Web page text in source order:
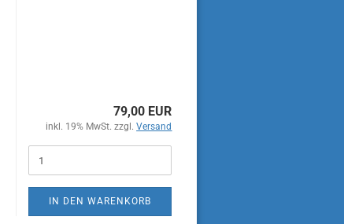
79,00 EUR
inkl. 19% MwSt. zzgl.Versand
IN DEN WARENKORB